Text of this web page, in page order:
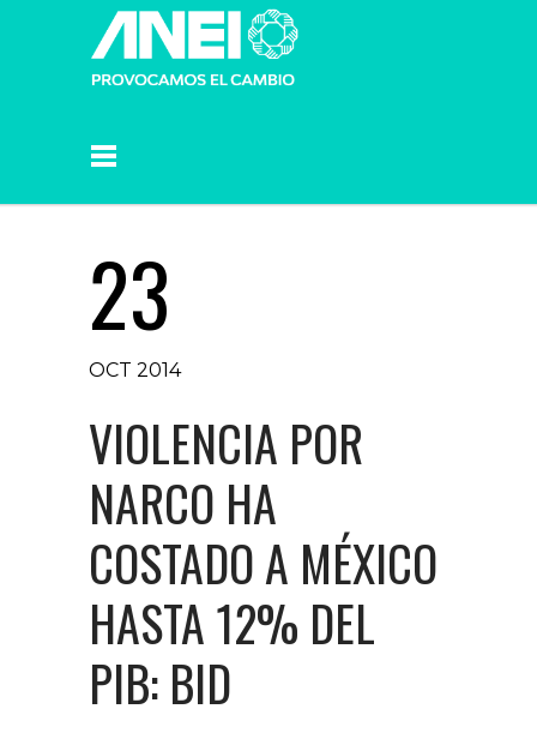
23
OCT 2014
VIOLENCIA POR
NARCO HA
COSTADO A MÉXICO
HASTA 12% DEL
PIB: BID